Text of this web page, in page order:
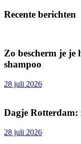
Recente berichten
Zo bescherm je je
shampoo
28 juli 2026
Dagje Rotterdam:
28 juli 2026